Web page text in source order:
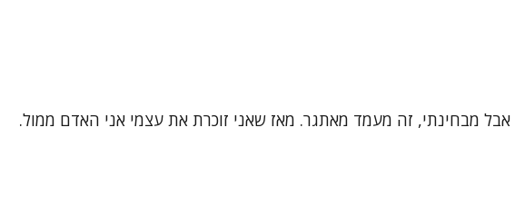
אבל מבחינתי, זה מעמד מאתגר. מאז שאני זוכרת את עצמי אני האדם ממול.